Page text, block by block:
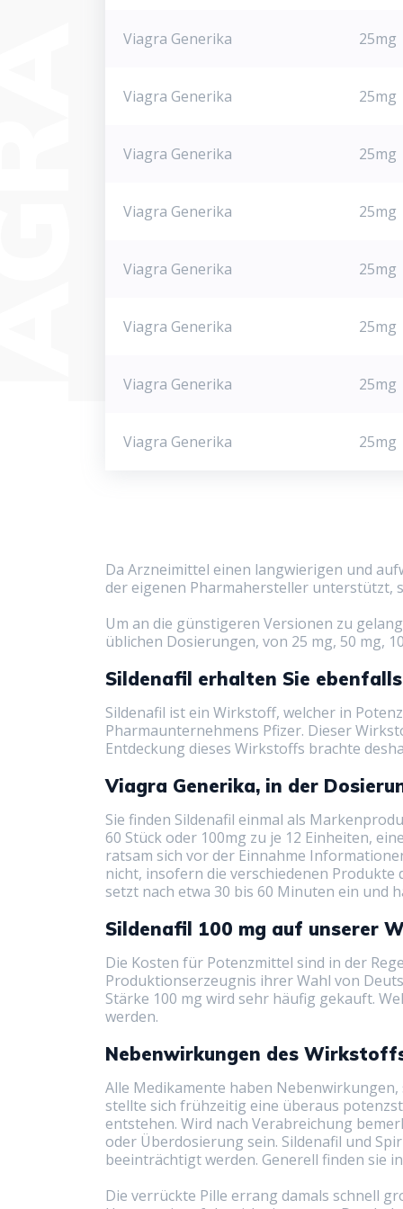
Viagra Generika 25mg
Viagra Generika 25mg
Viagra Generika 25mg
Viagra Generika 25mg
Viagra Generika 25mg
Viagra Generika 25mg
Viagra Generika 25mg
Viagra Generika 25mg
Da Arzneimittel einen langwierigen und
der eigenen Pharmahersteller unterstützt,
Um an die günstigeren Versionen zu
üblichen Dosierungen, von 25 mg, 50 mg,
Sildenafil erhalten Sie
Sildenafil ist ein Wirkstoff, welcher in
Pharmaunternehmens Pfizer. Dieser
Entdeckung dieses Wirkstoffs brachte
Viagra Generika, in der
Sie finden Sildenafil einmal als
60 Stück oder 100mg zu je 12 Einheiten,
ratsam sich vor der Einnahme
nicht, insofern die verschiedenen
setzt nach etwa 30 bis 60 Minuten ein und
Sildenafil 100 mg auf unserer
Die Kosten für Potenzmittel sind in der
Produktionserzeugnis ihrer Wahl von
Stärke 100 mg wird sehr häufig gekauft.
werden.
Nebenwirkungen des
Alle Medikamente haben
stellte sich frühzeitig eine überaus
entstehen. Wird nach Verabreichung
oder Überdosierung sein. Sildenafil und
beeinträchtigt werden. Generell finden sie
Die verrückte Pille errang damals schnell